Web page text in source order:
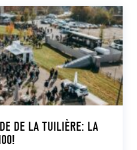
DE LA TUILIÈRE: LA